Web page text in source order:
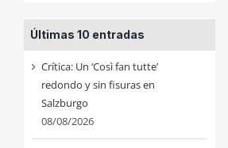
Últimas 10 entradas
Crítica: Un ‘Così fan tutte’
redondo y sin fisuras en
Salzburgo
08/08/2026